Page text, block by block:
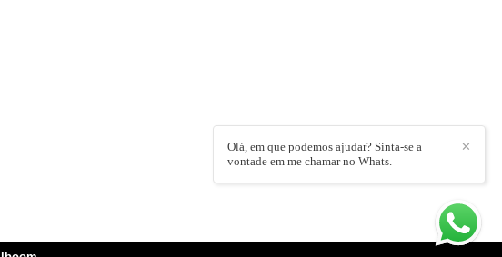
✕
Olá, em que podemos ajudar? Sinta-se a
vontade em me chamar no Whats.